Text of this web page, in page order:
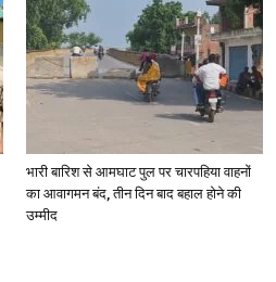
भारी बारिश से आमघाट पुल पर चारपहिया वाहनों
का आवागमन बंद, तीन दिन बाद बहाल होने की
उम्मीद